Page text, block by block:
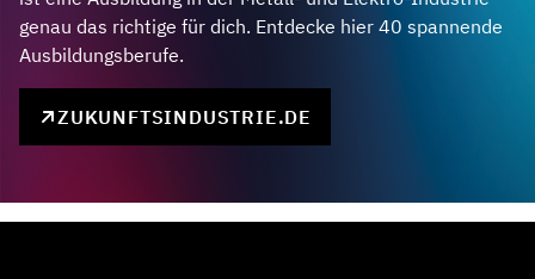
genau das richtige für dich. Entdecke hier 40 spannende
Ausbildungsberufe.
ZUKUNFTSINDUSTRIE.DE